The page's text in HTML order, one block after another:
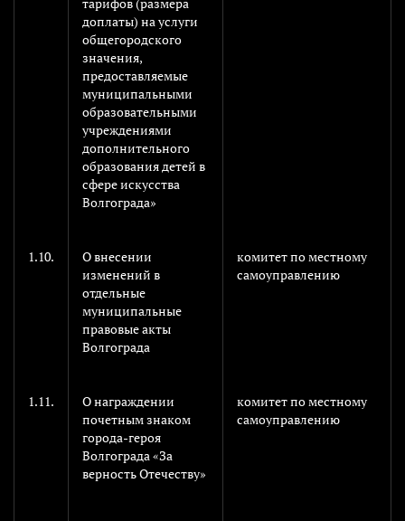
доплаты) на услуги
общегородского
значения,
предоставляемые
муниципальными
образовательными
учреждениями
дополнительного
образования детей в
сфере искусства
Волгограда»
1.10.
О внесении
изменений в
отдельные
муниципальные
правовые акты
Волгограда
комитет по местному
самоуправлению
1.11.
О награждении
почетным знаком
города-героя
Волгограда «За
верность Отечеству»
комитет по местному
самоуправлению